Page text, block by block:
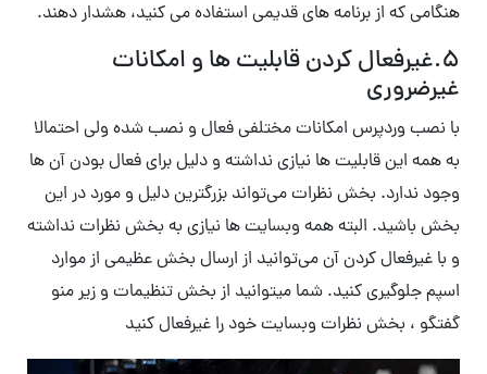
هنگامی که از برنامه های قدیمی استفاده می کنید، هشدار دهند.
۵.غیرفعال کردن قابلیت ها و امکانات
غیرضروری
با نصب وردپرس امکانات مختلفی فعال و نصب شده ولی احتمالا
به همه این قابلیت ها نیازی نداشته و دلیل برای فعال بودن آن ها
وجود ندارد. بخش نظرات می‌تواند بزرگترین دلیل و مورد در این
بخش باشید. البته همه وبسایت ها نیازی به بخش نظرات نداشته
و با غیرفعال کردن آن می‌توانید از ارسال بخش عظیمی از موارد
اسپم جلوگیری کنید. شما میتوانید از بخش تنظیمات و زیر منو
گفتگو ، بخش نظرات وبسایت خود را غیرفعال کنید